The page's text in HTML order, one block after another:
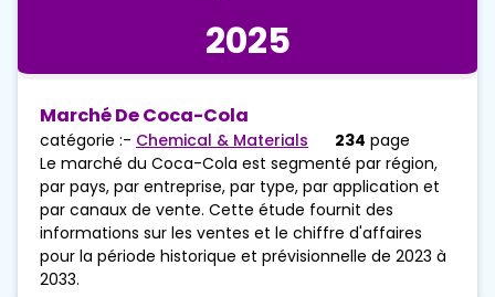
2025
Marché De Coca-Cola
catégorie :- Chemical & Materials 234 page
Le marché du Coca-Cola est segmenté par région,
par pays, par entreprise, par type, par application et
par canaux de vente. Cette étude fournit des
informations sur les ventes et le chiffre d'affaires
pour la période historique et prévisionnelle de 2023 à
2033.